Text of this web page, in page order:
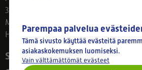
33800 Tampere
Ma–Pe 8–17
Huom! Myymälän poikkeusaukiolot:
Seuraa meitä
Parempaa palvelua
Tämä sivusto käyttää evästeitä
asiakaskokemuksen luomiseksi.
Vain välttämättömät evästeet